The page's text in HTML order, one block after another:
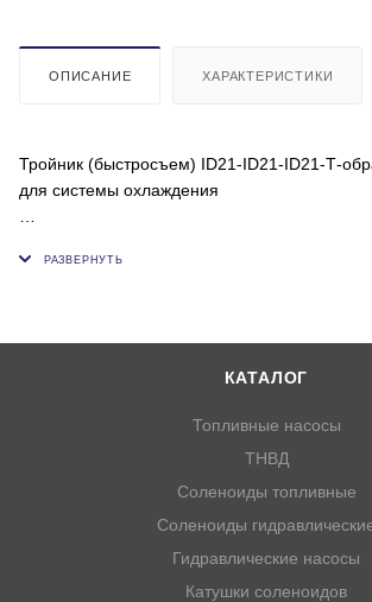
ОПИСАНИЕ ХАРАКТЕРИСТИКИ
Тройник (быстросъем) ID21-ID21-ID21-Т-
для системы охлаждения
мм: 21;21;21
КАТАЛОГ
Топливные насосы
ТНВД
Соленоиды топливные
Соленоиды
Гидравлические насосы
Катушки соленоидов